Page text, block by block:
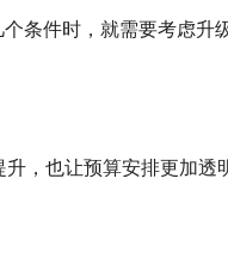
条件时，就需要考虑升
，也让预算安排更加透